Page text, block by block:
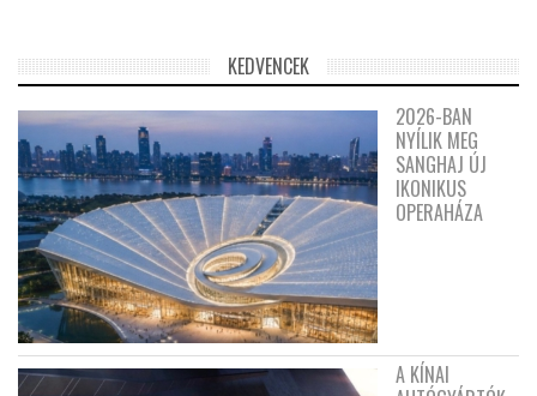
KEDVENCEK
2026-BAN
NYÍLIK MEG
SANGHAJ ÚJ
IKONIKUS
OPERAHÁZA
A KÍNAI